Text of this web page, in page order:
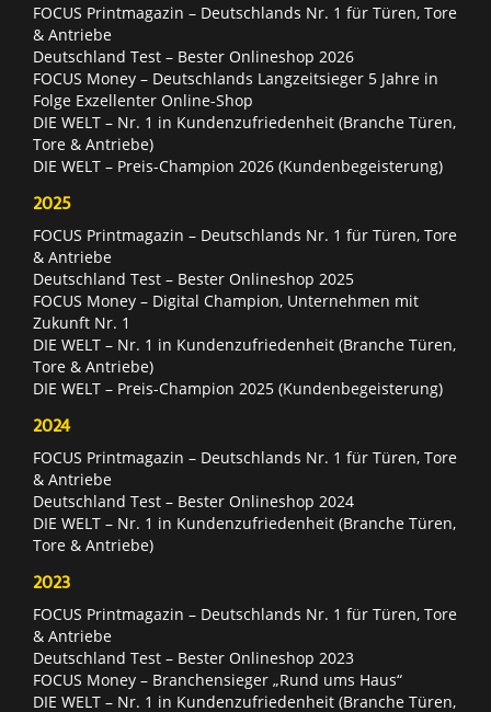
FOCUS Printmagazin – Deutschlands Nr. 1 für Türen, Tore
& Antriebe
Deutschland Test – Bester Onlineshop 2026
FOCUS Money – Deutschlands Langzeitsieger 5 Jahre in
Folge Exzellenter Online-Shop
DIE WELT – Nr. 1 in Kundenzufriedenheit (Branche Türen,
Tore & Antriebe)
DIE WELT – Preis-Champion 2026 (Kundenbegeisterung)
2025
FOCUS Printmagazin – Deutschlands Nr. 1 für Türen, Tore
& Antriebe
Deutschland Test – Bester Onlineshop 2025
FOCUS Money – Digital Champion, Unternehmen mit
Zukunft Nr. 1
DIE WELT – Nr. 1 in Kundenzufriedenheit (Branche Türen,
Tore & Antriebe)
DIE WELT – Preis-Champion 2025 (Kundenbegeisterung)
2024
FOCUS Printmagazin – Deutschlands Nr. 1 für Türen, Tore
& Antriebe
Deutschland Test – Bester Onlineshop 2024
DIE WELT – Nr. 1 in Kundenzufriedenheit (Branche Türen,
Tore & Antriebe)
2023
FOCUS Printmagazin – Deutschlands Nr. 1 für Türen, Tore
& Antriebe
Deutschland Test – Bester Onlineshop 2023
FOCUS Money – Branchensieger „Rund ums Haus“
DIE WELT – Nr. 1 in Kundenzufriedenheit (Branche Türen,